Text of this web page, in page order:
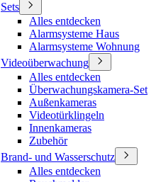
Sets
Alles entdecken
Alarmsysteme Haus
Alarmsysteme Wohnung
Videoüberwachung
Alles entdecken
Überwachungskamera-Set
Außenkameras
Videotürklingeln
Innenkameras
Zubehör
Brand- und Wasserschutz
Alles entdecken